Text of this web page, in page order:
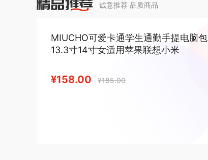
诚意推荐 品质商品
MIUCHO可爱卡通学生通勤手提电脑包
13.3寸14寸女适用苹果联想小米
¥158.00 ¥185.00